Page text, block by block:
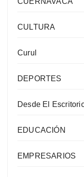
CULTURA
Curul
DEPORTES
Desde El
EDUCACIÓN
EMPRESARIOS